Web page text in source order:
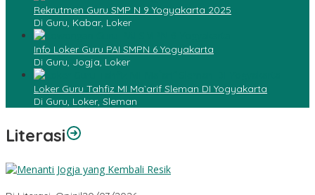
Rekrutmen Guru SMP N 9 Yogyakarta 2025
Di Guru, Kabar, Loker
Info Loker Guru PAI SMPN 6 Yogyakarta
Di Guru, Jogja, Loker
Loker Guru Tahfiz MI Ma`arif Sleman DI Yogyakarta
Di Guru, Loker, Sleman
Literasi